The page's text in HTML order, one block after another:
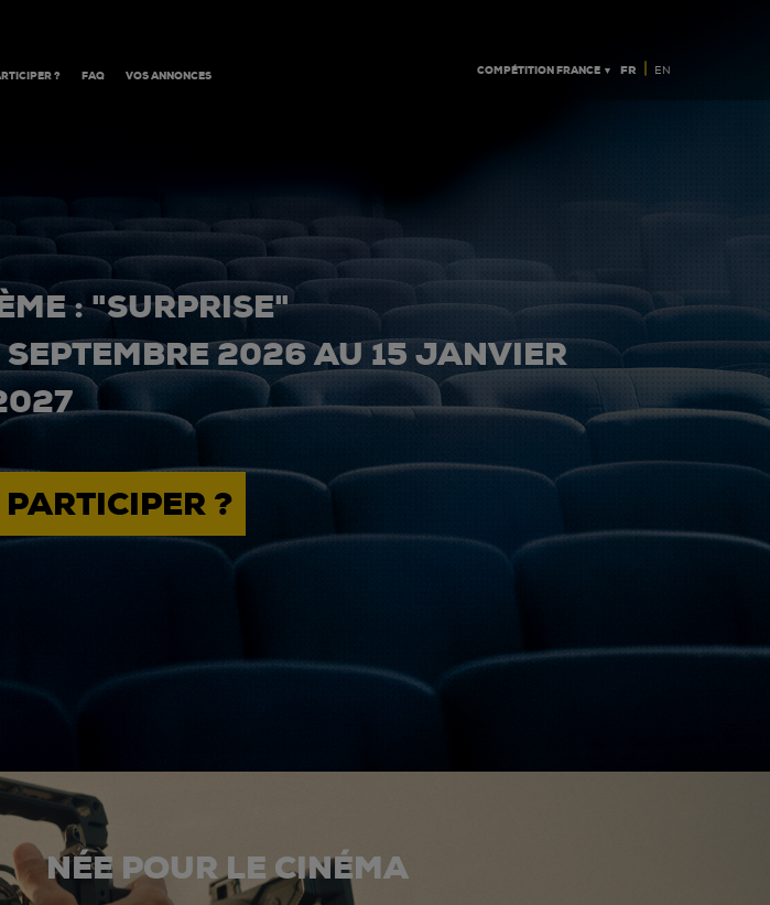
? FAQ VOS ANNONCES COMPÉTITION FRANCE ▼ FR | EN
: "SURPRISE"
2026 AU 15 JANVIER
?
NÉE POUR LE CINÉMA